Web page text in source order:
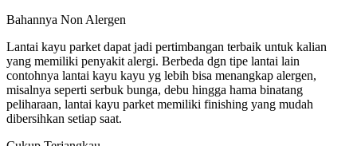
Bahannya Non Alergen
Lantai kayu parket dapat jadi pertimbangan terbaik untuk kalian
yang memiliki penyakit alergi. Berbeda dgn tipe lantai lain
contohnya lantai kayu kayu yg lebih bisa menangkap alergen,
misalnya seperti serbuk bunga, debu hingga hama binatang
peliharaan, lantai kayu parket memiliki finishing yang mudah
dibersihkan setiap saat.